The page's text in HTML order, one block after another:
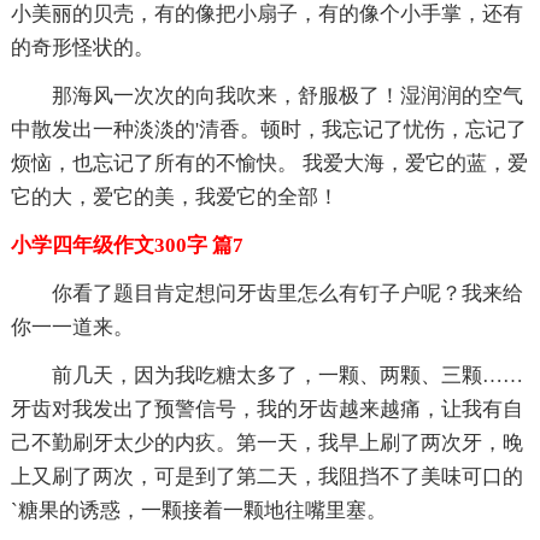
小美丽的贝壳，有的像把小扇子，有的像个小手掌，还有
的奇形怪状的。
那海风一次次的向我吹来，舒服极了！湿润润的空气
中散发出一种淡淡的'清香。顿时，我忘记了忧伤，忘记了
烦恼，也忘记了所有的不愉快。 我爱大海，爱它的蓝，爱
它的大，爱它的美，我爱它的全部！
小学四年级作文300字 篇7
你看了题目肯定想问牙齿里怎么有钉子户呢？我来给
你一一道来。
前几天，因为我吃糖太多了，一颗、两颗、三颗……
牙齿对我发出了预警信号，我的牙齿越来越痛，让我有自
己不勤刷牙太少的内疚。第一天，我早上刷了两次牙，晚
上又刷了两次，可是到了第二天，我阻挡不了美味可口的
`糖果的诱惑，一颗接着一颗地往嘴里塞。